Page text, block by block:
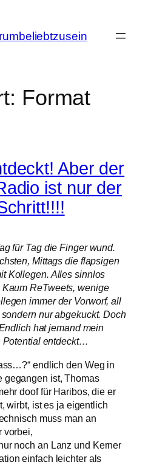
Format
Aber der
ist nur der
für Tag die Finger wund.
Mittags die flapsigen
Kollegen. Alles sinnlos
ReTweets, wenige
immer der Vorworf, all
nur abgekuckt. Doch
hat jemand mein
Potential entdeckt…
endlich den Weg in
gegangen ist, Thomas
doof für Haribos, die er
wirbt, ist es ja eigentlich
muss man an
vorbei,
noch an Lanz und Kerner
einfach leichter als